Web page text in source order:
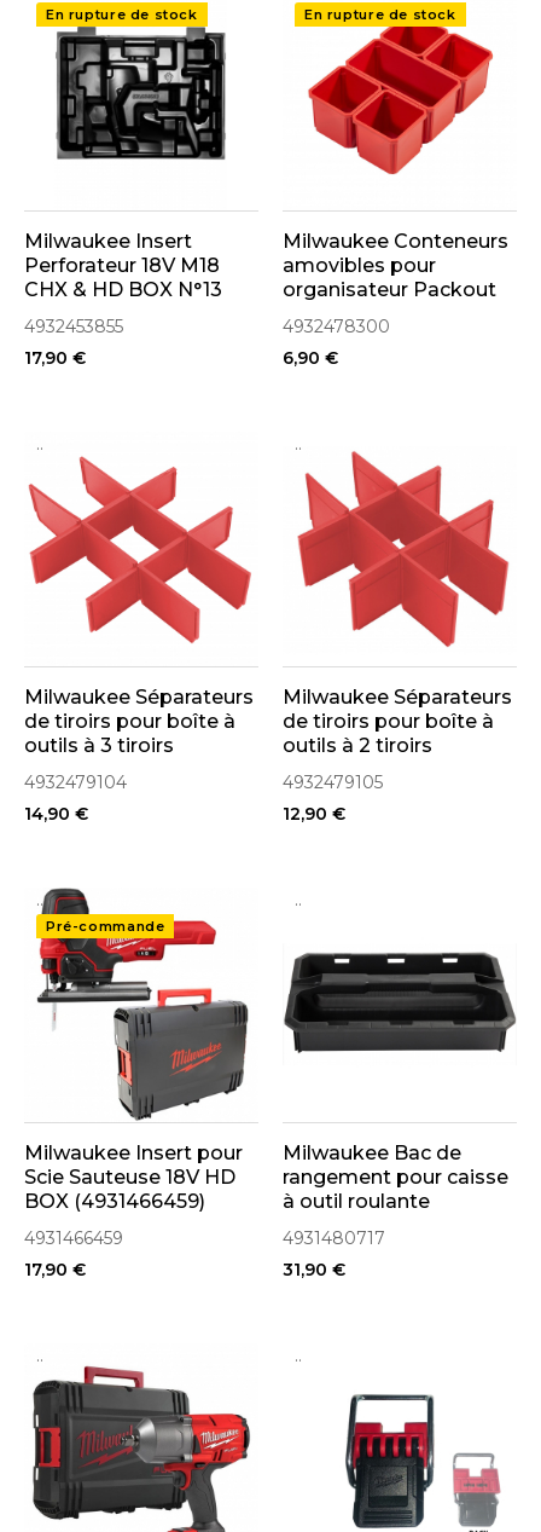
En rupture de stock
Milwaukee Insert
Perforateur 18V M18
CHX & HD BOX N°13
(4932453855)
4932453855
17,90 €
En rupture de stock
Milwaukee Conteneurs
amovibles pour
organisateur Packout
(4932478300)
4932478300
6,90 €
..
Milwaukee Séparateurs
de tiroirs pour boîte à
outils à 3 tiroirs
Packout (4932479104)
4932479104
14,90 €
..
Milwaukee Séparateurs
de tiroirs pour boîte à
outils à 2 tiroirs
Packout (4932479105)
4932479105
12,90 €
..
Pré-commande
Milwaukee Insert pour
Scie Sauteuse 18V HD
BOX (4931466459)
4931466459
17,90 €
..
Milwaukee Bac de
rangement pour caisse
à outil roulante
Packout (4931480717)
4931480717
31,90 €
.. ..